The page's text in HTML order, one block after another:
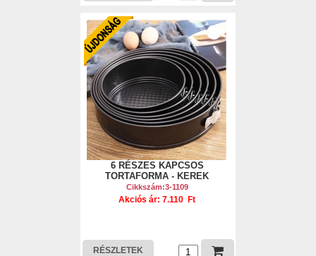
6 RÉSZES KAPCSOS
TORTAFORMA - KEREK
Cikkszám:3-1109
Akciós ár: 7.110 Ft
RÉSZLETEK